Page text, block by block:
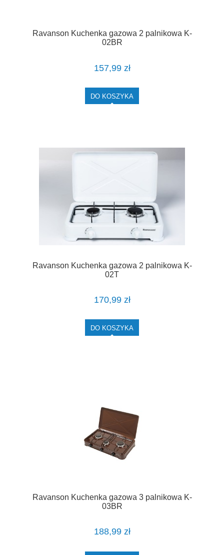
Ravanson Kuchenka gazowa 2 palnikowa K-
02BR
157,99 zł
DO KOSZYKA
Ravanson Kuchenka gazowa 2 palnikowa K-
02T
170,99 zł
DO KOSZYKA
Ravanson Kuchenka gazowa 3 palnikowa K-
03BR
188,99 zł